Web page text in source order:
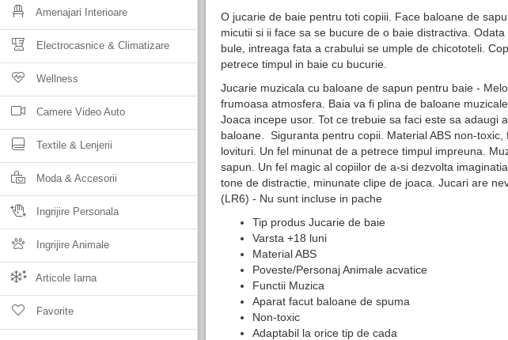
Amenajari Interioare
Electrocasnice & Climatizare
Wellness
Camere Video Auto
Textile & Lenjerii
Moda & Accesorii
Ingrijire Personala
Ingrijire Animale
Articole Iarna
Favorite
O jucarie de baie pentru toti copiii. Face baloane de
micutii si ii face sa se bucure de o baie distractiva.
bule, intreaga fata a crabului se umple de chicototeli.
petrece timpul in baie cu bucurie.
Jucarie muzicala cu baloane de sapun pentru baie -
frumoasa atmosfera. Baia va fi plina de baloane
Joaca incepe usor. Tot ce trebuie sa faci este sa adaugi
baloane. Siguranta pentru copii. Material ABS non-toxic,
lovituri. Un fel minunat de a petrece timpul impreuna.
sapun. Un fel magic al copiilor de a-si dezvolta
tone de distractie, minunate clipe de joaca. Jucari are
(LR6) - Nu sunt incluse in pache
Tip produs Jucarie de baie
Varsta +18 luni
Material ABS
Poveste/Personaj Animale acvatice
Functii Muzica
Aparat facut baloane de spuma
Non-toxic
Adaptabil la orice tip de cada